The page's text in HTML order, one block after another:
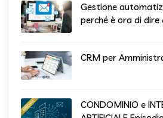
Gestione
perché è ora di
CRM per
CONDOMINIO e